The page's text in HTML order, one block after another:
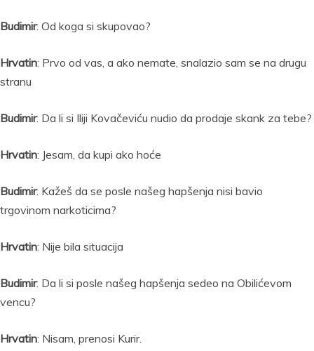
Budimir: Od koga si skupovao?
Hrvatin: Prvo od vas, a ako nemate, snalazio sam se na drugu
stranu
Budimir: Da li si Iliji Kovačeviću nudio da prodaje skank za tebe?
Hrvatin: Jesam, da kupi ako hoće
Budimir: Kažeš da se posle našeg hapšenja nisi bavio
trgovinom narkoticima?
Hrvatin: Nije bila situacija
Budimir: Da li si posle našeg hapšenja sedeo na Obilićevom
vencu?
Hrvatin: Nisam, prenosi Kurir.